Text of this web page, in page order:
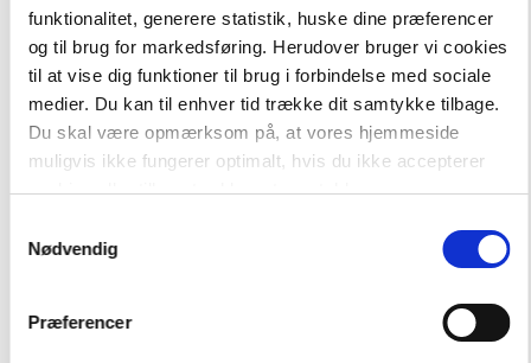
funktionalitet, generere statistik, huske dine præferencer
og til brug for markedsføring. Herudover bruger vi cookies
til at vise dig funktioner til brug i forbindelse med sociale
medier. Du kan til enhver tid trække dit samtykke tilbage.
Du skal være opmærksom på, at vores hjemmeside
muligvis ikke fungerer optimalt, hvis du ikke accepterer
cookies eller tilbagetrækker et samtykke.
Nødvendig
Præferencer
Plot
Alt til Plot 6. klasse
Hent flere